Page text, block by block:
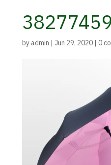
byadmin | Jun 29, 2020| 0